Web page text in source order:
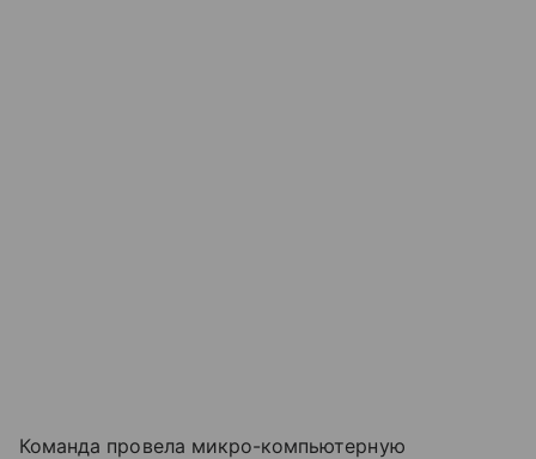
Команда провела микро-компьютерную